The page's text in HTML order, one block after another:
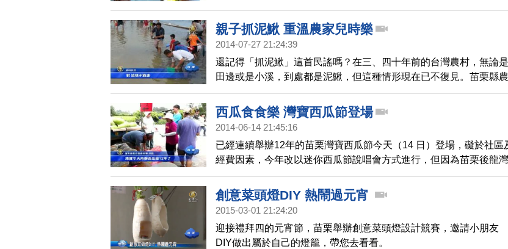
著一股熱誠，第一次號召，就有35個攤位共襄盛舉，非常熱鬧。
親子抓泥鰍 重溫農家兒時樂
2014-07-27 21:24:39
還記得「抓泥鰍」這首民謠嗎？在三、四十年前的台灣農村，無論是
田邊或是小溪，到處都是泥鰍，但這種情形現在已不復見。苗栗縣農
經發展協會，為了讓外出的遊子回到家鄉與家人團聚，能有點不同的
娛樂，特地舉辦親子抓泥鰍活動，讓參與的民眾重溫兒時抓泥鰍的樂
趣。
西瓜食食樂 灣寶西瓜節登場
2014-06-14 21:45:16
已經連續舉辦12年的苗栗灣寶西瓜節今天（14 日）登場，礙於社區
經費因素，今年改以迷你西瓜節說唱會方式進行，但因為苗栗後龍灣
寶西瓜的口碑早已遠近馳名，仍吸引不少人攜家帶眷來到灣寶吃西
瓜。
創意菜頭燈DIY 熱鬧過元宵
2015-03-01 21:24:20
迎接禮拜四的元宵節，苗栗舉辦創意菜頭燈設計競賽，邀請小朋友
DIY做出屬於自己的燈籠，帶您去看看。